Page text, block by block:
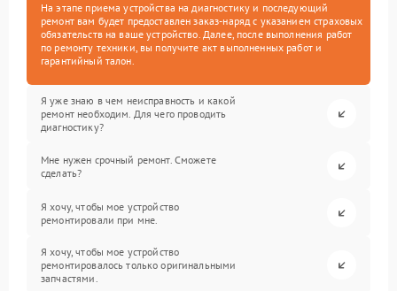
На этапе приема устройства на диагностику и последующий
ремонт вам будет предоставлен заказ-наряд с указанием страховых
обязательств на ваше устройство. Далее, после выполнения работ
по ремонту техники, вы получите акт выполненных работ и
гарантийный талон.
Я уже знаю в чем неисправность и какой
ремонт необходим. Для чего проводить
диагностику?
Мне нужен срочный ремонт. Сможете
сделать?
Я хочу, чтобы мое устройство
ремонтировали при мне.
Я хочу, чтобы мое устройство
ремонтировалось только оригинальными
запчастями.